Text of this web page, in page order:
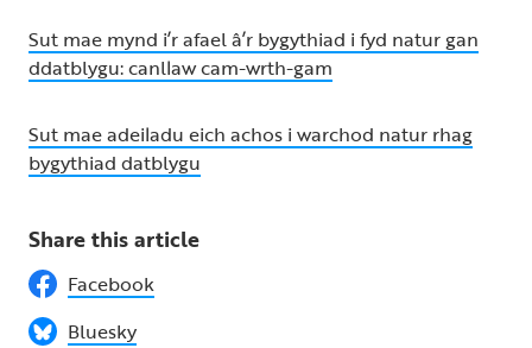
Sut mae mynd i’r afael â’r bygythiad i fyd natur gan
ddatblygu: canllaw cam-wrth-gam
Sut mae adeiladu eich achos i warchod natur rhag
bygythiad datblygu
Share this article
Facebook
Bluesky